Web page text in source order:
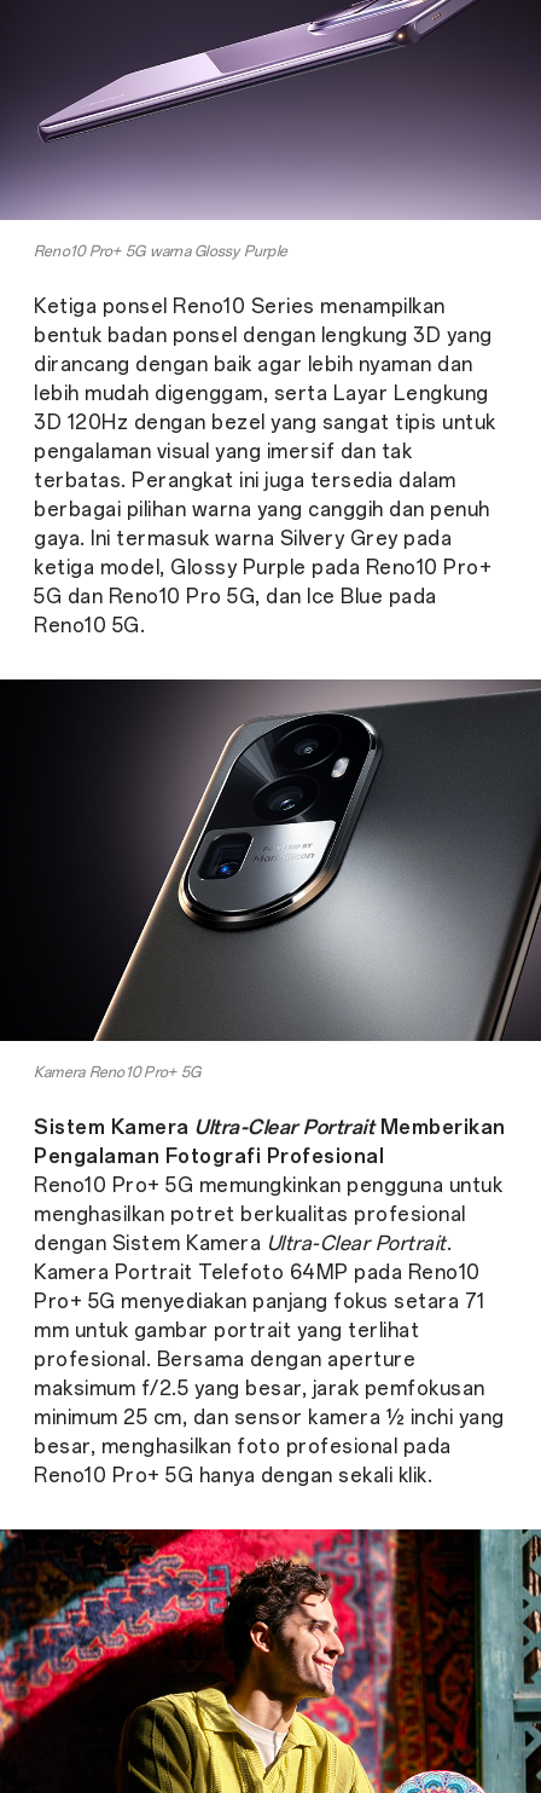
Reno10 Pro+ 5G warna Glossy Purple
Ketiga ponsel Reno10 Series menampilkan
bentuk badan ponsel dengan lengkung 3D yang
dirancang dengan baik agar lebih nyaman dan
lebih mudah digenggam, serta Layar Lengkung
3D 120Hz dengan bezel yang sangat tipis untuk
pengalaman visual yang imersif dan tak
terbatas. Perangkat ini juga tersedia dalam
berbagai pilihan warna yang canggih dan penuh
gaya. Ini termasuk warna Silvery Grey pada
ketiga model, Glossy Purple pada Reno10 Pro+
5G dan Reno10 Pro 5G, dan Ice Blue pada
Reno10 5G.
Kamera Reno10 Pro+ 5G
Sistem Kamera Ultra-Clear PortraitMemberikan
Pengalaman Fotografi Profesional
Reno10 Pro+ 5G memungkinkan pengguna untuk
menghasilkan potret berkualitas profesional
dengan Sistem Kamera Ultra-Clear Portrait.
Kamera Portrait Telefoto 64MP pada Reno10
Pro+ 5G menyediakan panjang fokus setara 71
mm untuk gambar portrait yang terlihat
profesional. Bersama dengan aperture
maksimum f/2.5 yang besar, jarak pemfokusan
minimum 25 cm, dan sensor kamera ½ inchi yang
besar, menghasilkan foto profesional pada
Reno10 Pro+ 5G hanya dengan sekali klik.